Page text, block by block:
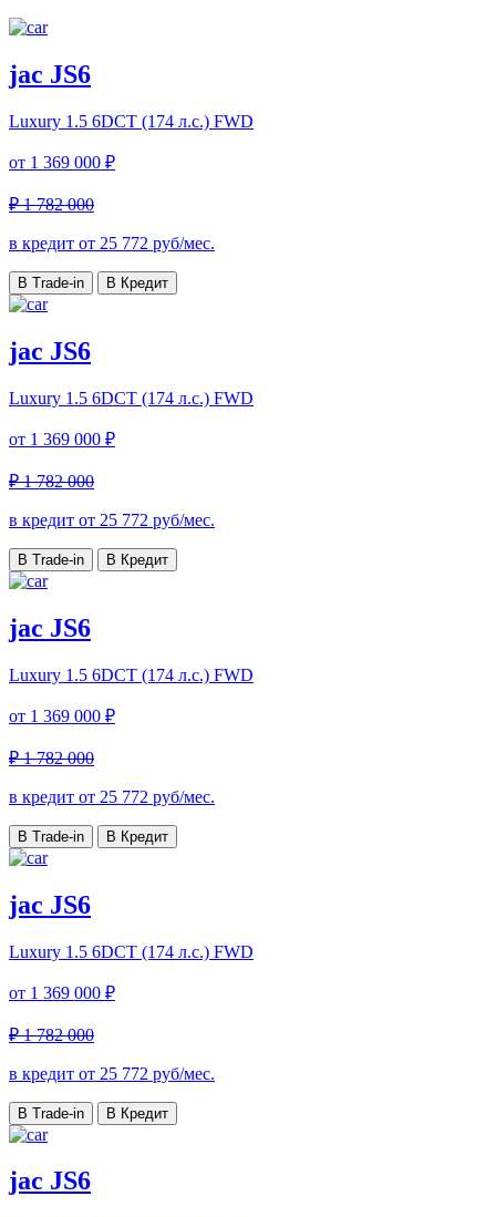
jac JS6
Luxury 1.5 6DCT (174 л.с.) FWD
от 1 369 000 ₽
₽ 1 782 000
в кредит от 25 772 руб/мес.
В Trade-in В Кредит
jac JS6
Luxury 1.5 6DCT (174 л.с.) FWD
от 1 369 000 ₽
₽ 1 782 000
в кредит от 25 772 руб/мес.
В Trade-in В Кредит
jac JS6
Luxury 1.5 6DCT (174 л.с.) FWD
от 1 369 000 ₽
₽ 1 782 000
в кредит от 25 772 руб/мес.
В Trade-in В Кредит
jac JS6
Luxury 1.5 6DCT (174 л.с.) FWD
от 1 369 000 ₽
₽ 1 782 000
в кредит от 25 772 руб/мес.
В Trade-in В Кредит
jac JS6